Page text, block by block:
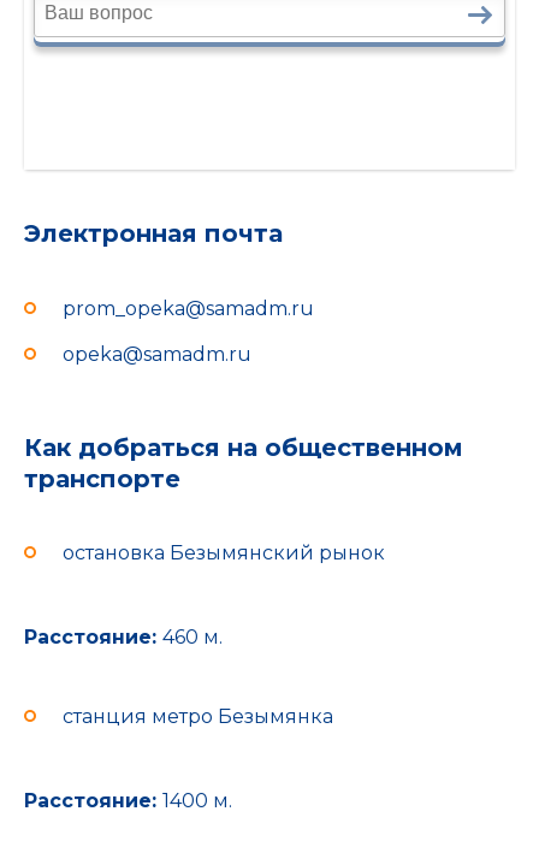
Электронная почта
prom_opeka@samadm.ru
opeka@samadm.ru
Как добраться на общественном
транспорте
остановка Безымянский рынок
Расстояние: 460 м.
станция метро Безымянка
Расстояние: 1400 м.